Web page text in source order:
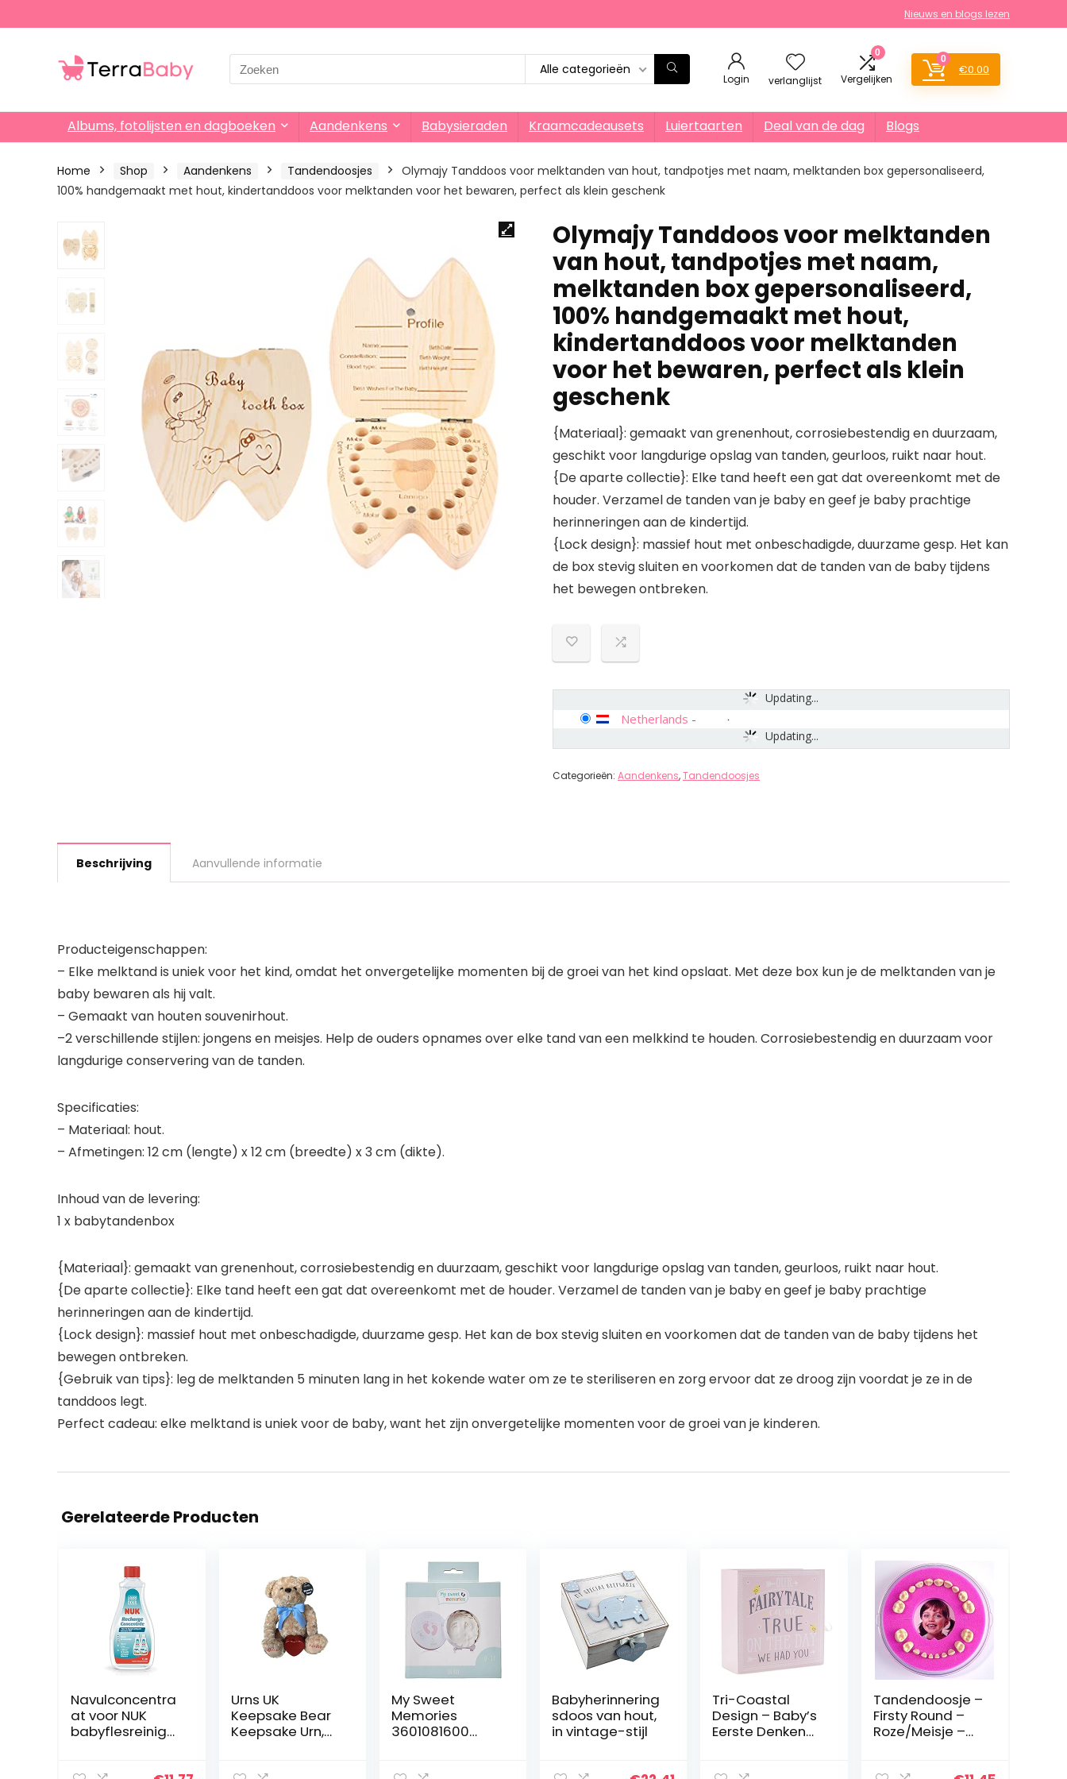
Nieuws en blogs lezen
Search
for:
Alle categorieën
Login verlanglijst
0
Vergelijken
0
€0.00
Albums, fotolijsten en dagboeken Aandenkens Babysieraden Kraamcadeausets Luiertaarten Deal van de dag Blogs
Home Shop Aandenkens Tandendoosjes
Olymajy Tanddoos voor melktanden van hout, tandpotjes met naam, melktanden box gepersonaliseerd,
100% handgemaakt met hout, kindertanddoos voor melktanden voor het bewaren, perfect als klein geschenk
Olymajy Tanddoos voor melktanden
van hout, tandpotjes met naam,
melktanden box gepersonaliseerd,
100% handgemaakt met hout,
kindertanddoos voor melktanden
voor het bewaren, perfect als klein
geschenk
{Materiaal}: gemaakt van grenenhout, corrosiebestendig en duurzaam,
geschikt voor langdurige opslag van tanden, geurloos, ruikt naar hout.
{De aparte collectie}: Elke tand heeft een gat dat overeenkomt met de
houder. Verzamel de tanden van je baby en geef je baby prachtige
herinneringen aan de kindertijd.
{Lock design}: massief hout met onbeschadigde, duurzame gesp. Het kan
de box stevig sluiten en voorkomen dat de tanden van de baby tijdens
het bewegen ontbreken.
Updating...
Updating...
Netherlands -
Categorieën: Aandenkens,Tandendoosjes
Beschrijving Aanvullende informatie
Producteigenschappen:
– Elke melktand is uniek voor het kind, omdat het onvergetelijke momenten bij de groei van het kind opslaat. Met deze box kun je de melktanden van je
baby bewaren als hij valt.
– Gemaakt van houten souvenirhout.
–2 verschillende stijlen: jongens en meisjes. Help de ouders opnames over elke tand van een melkkind te houden. Corrosiebestendig en duurzaam voor
langdurige conservering van de tanden.
Specificaties:
– Materiaal: hout.
– Afmetingen: 12 cm (lengte) x 12 cm (breedte) x 3 cm (dikte).
Inhoud van de levering:
1 x babytandenbox
{Materiaal}: gemaakt van grenenhout, corrosiebestendig en duurzaam, geschikt voor langdurige opslag van tanden, geurloos, ruikt naar hout.
{De aparte collectie}: Elke tand heeft een gat dat overeenkomt met de houder. Verzamel de tanden van je baby en geef je baby prachtige
herinneringen aan de kindertijd.
{Lock design}: massief hout met onbeschadigde, duurzame gesp. Het kan de box stevig sluiten en voorkomen dat de tanden van de baby tijdens het
bewegen ontbreken.
{Gebruik van tips}: leg de melktanden 5 minuten lang in het kokende water om ze te steriliseren en zorg ervoor dat ze droog zijn voordat je ze in de
tanddoos legt.
Perfect cadeau: elke melktand is uniek voor de baby, want het zijn onvergetelijke momenten voor de groei van je kinderen.
Gerelateerde Producten
Navulconcentra
at voor NUK
babyflesreiniger
Urns UK
Keepsake Bear
Keepsake Urn,
My Sweet
Memories
3601081600
Babyherinnering
sdoos van hout,
in vintage-stijl
Tri-Coastal
Design – Baby’s
Eerste Denken
Tandendoosje –
Firsty Round –
Roze/Meisje –